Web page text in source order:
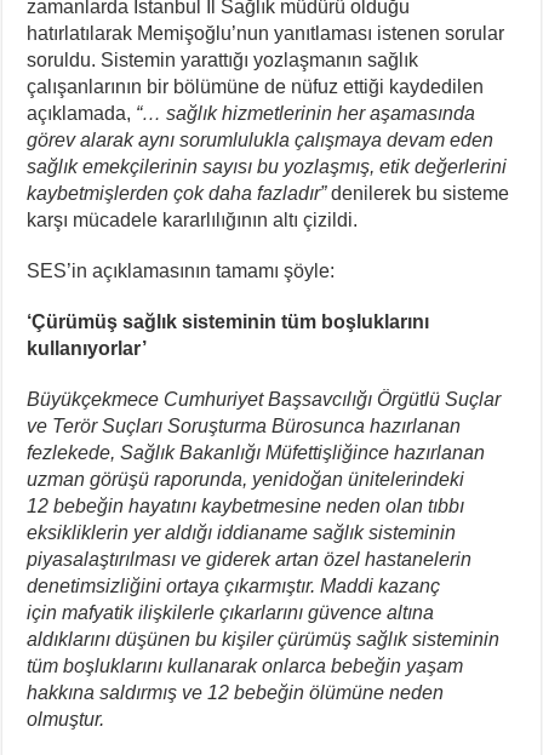
zamanlarda İstanbul İl Sağlık müdürü olduğu
hatırlatılarak Memişoğlu’nun yanıtlaması istenen sorular
soruldu. Sistemin yarattığı yozlaşmanın sağlık
çalışanlarının bir bölümüne de nüfuz ettiği kaydedilen
açıklamada, “… sağlık hizmetlerinin her aşamasında
görev alarak aynı sorumlulukla çalışmaya devam eden
sağlık emekçilerinin sayısı bu yozlaşmış, etik değerlerini
kaybetmişlerden çok daha fazladır”denilerek bu sisteme
karşı mücadele kararlılığının altı çizildi.
SES’in açıklamasının tamamı şöyle:
‘Çürümüş sağlık sisteminin tüm boşluklarını
kullanıyorlar’
Büyükçekmece Cumhuriyet Başsavcılığı Örgütlü Suçlar
ve Terör Suçları Soruşturma Bürosunca hazırlanan
fezlekede, Sağlık Bakanlığı Müfettişliğince hazırlanan
uzman görüşü raporunda, yenidoğan ünitelerindeki
12 bebeğin hayatını kaybetmesine neden olan tıbbı
eksikliklerin yer aldığı iddianame sağlık sisteminin
piyasalaştırılması ve giderek artan özel hastanelerin
denetimsizliğini ortaya çıkarmıştır. Maddi kazanç
için mafyatik ilişkilerle çıkarlarını güvence altına
aldıklarını düşünen bu kişiler çürümüş sağlık sisteminin
tüm boşluklarını kullanarak onlarca bebeğin yaşam
hakkına saldırmış ve 12 bebeğin ölümüne neden
olmuştur.